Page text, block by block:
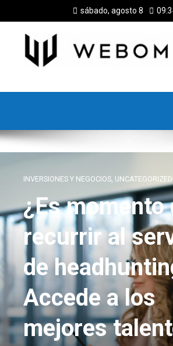
sábado, agosto 8
INVERSIONES Y NEGOCIOS, UNCATEGORIZED
¿Es momento
recurrir al
de
Accede a los
mejores